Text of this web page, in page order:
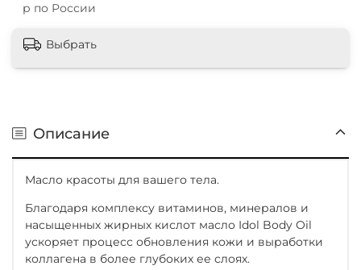
р по России
Выбрать
Описание
Масло красоты для вашего тела.
Благодаря комплексу витаминов, минералов и
насыщенных жирных кислот масло Idol Body Oil
ускоряет процесс обновления кожи и выработки
коллагена в более глубоких ее слоях.